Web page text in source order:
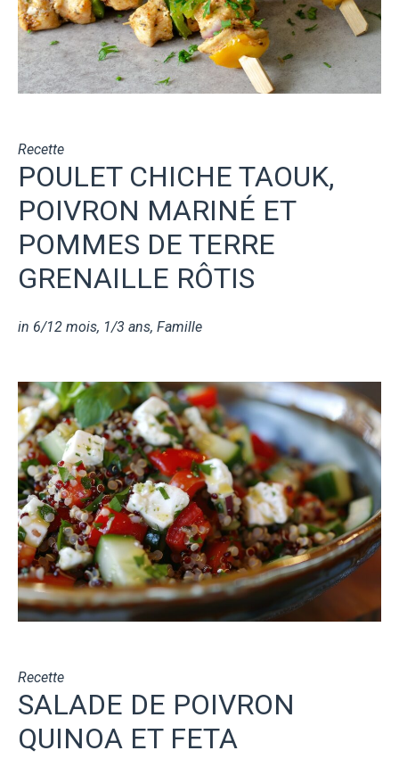
Recette
POULET CHICHE TAOUK,
POIVRON MARINÉ ET
POMMES DE TERRE
GRENAILLE RÔTIS
in 6/12 mois, 1/3 ans, Famille
Recette
SALADE DE POIVRON
QUINOA ET FETA